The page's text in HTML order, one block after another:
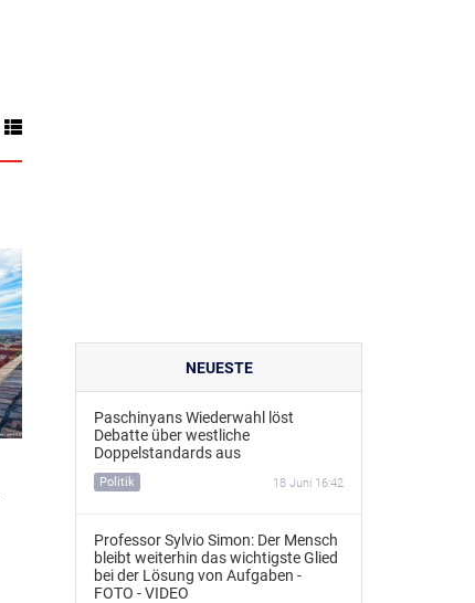
NEUESTE
Paschinyans Wiederwahl löst
Debatte über westliche
Doppelstandards aus
Politik 18 Juni 16:42
Professor Sylvio Simon: Der Mensch
bleibt weiterhin das wichtigste Glied
bei der Lösung von Aufgaben -
FOTO - VIDEO